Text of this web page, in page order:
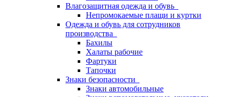
Влагозащитная одежда и обувь
Непромокаемые плащи и куртки
Одежда и обувь для сотрудников
производства
Бахилы
Халаты рабочие
Фартуки
Тапочки
Знаки безопасности
Знаки автомобильные